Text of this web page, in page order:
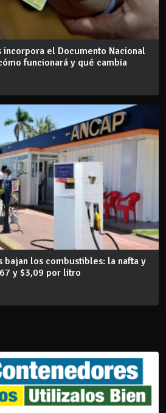
incorpora el Documento Nacional
funcionará y qué cambia
bajan los combustibles: la nafta y
y $3,09 por litro